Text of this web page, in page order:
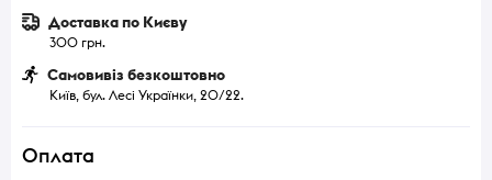
Доставка по Києву
300 грн.
Самовивіз безкоштовно
Київ, бул. Лесі Українки, 20/22.
Оплата